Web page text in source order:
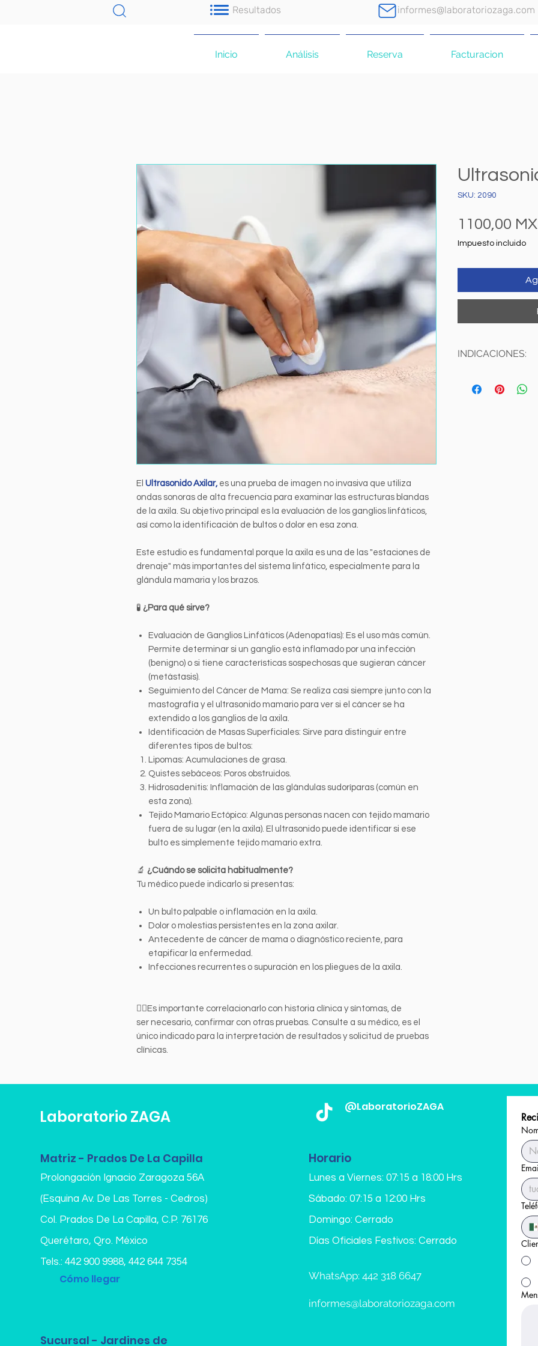
Resultados informes@laboratoriozaga.com
Inicio Análisis Reserva Facturacion
El Ultrasonido Axilar, es una prueba de imagen no invasiva que utiliza
ondas sonoras de alta frecuencia para examinar las estructuras blandas
de la axila. Su objetivo principal es la evaluación de los ganglios linfáticos,
así como la identificación de bultos o dolor en esa zona.
Este estudio es fundamental porque la axila es una de las "estaciones de
drenaje" más importantes del sistema linfático, especialmente para la
glándula mamaria y los brazos.
🧪 ¿Para qué sirve?
Evaluación de Ganglios Linfáticos (Adenopatías): Es el uso más común.
Permite determinar si un ganglio está inflamado por una infección
(benigno) o si tiene características sospechosas que sugieran cáncer
(metástasis).
Seguimiento del Cáncer de Mama: Se realiza casi siempre junto con la
mastografía y el ultrasonido mamario para ver si el cáncer se ha
extendido a los ganglios de la axila.
Identificación de Masas Superficiales: Sirve para distinguir entre
diferentes tipos de bultos:
Lipomas: Acumulaciones de grasa.
Quistes sebáceos: Poros obstruidos.
Hidrosadenitis: Inflamación de las glándulas sudoríparas (común en
esta zona).
Tejido Mamario Ectópico: Algunas personas nacen con tejido mamario
fuera de su lugar (en la axila). El ultrasonido puede identificar si ese
bulto es simplemente tejido mamario extra.
🔬 ¿Cuándo se solicita habitualmente?
Tu médico puede indicarlo si presentas:
Un bulto palpable o inflamación en la axila.
Dolor o molestias persistentes en la zona axilar.
Antecedente de cáncer de mama o diagnóstico reciente, para
etapificar la enfermedad.
Infecciones recurrentes o supuración en los pliegues de la axila.
👩‍⚕️Es importante correlacionarlo con historia clínica y síntomas, de
ser necesario, confirmar con otras pruebas. Consulte a su médico, es el
único indicado para la interpretación de resultados y solicitud de pruebas
clínicas.
SKU: 2090
1100,00
Impuesto incluido
INDICACIONES:
Se realiza
Laboratorio ZAGA
Matriz - Prados De La Capilla
Prolongación Ignacio Zaragoza 56A
(Esquina Av. De Las Torres - Cedros)
Col. Prados De La Capilla, C.P. 76176
Querétaro, Qro. México
Tels.: 442 900 9988, 442 644 7354
Cómo llegar
Sucursal - Jardines de
Horario
Lunes a Viernes: 07:15 a 18:00 Hrs
Sábado: 07:15 a 12:00 Hrs
Domingo: Cerrado
Días Oficiales Festivos: Cerrado
WhatsApp: 442 318 6647
informes@laboratoriozaga.com
@LaboratorioZAGA